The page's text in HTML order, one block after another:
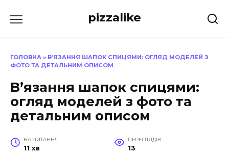
до
pizzalike
ГОЛОВНА » В’ЯЗАННЯ ШАПОК СПИЦЯМИ: ОГЛЯД МОДЕЛЕЙ З
ФОТО ТА ДЕТАЛЬНИМ ОПИСОМ
В’язання шапок спицями:
огляд моделей з фото та
детальним описом
НА ЧИТАННЯ
11 хв
ПЕРЕГЛЯДІВ
13